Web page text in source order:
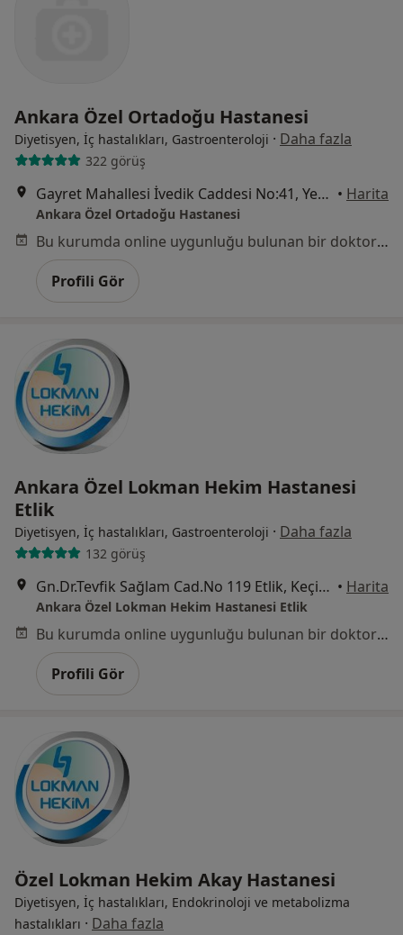
Ankara Özel Ortadoğu Hastanesi
Diyetisyen, İç hastalıkları, Gastroenteroloji · Daha fazla
322 görüş
Gayret Mahallesi İvedik Caddesi No:41, Yenimahalle • Harita
Ankara Özel Ortadoğu Hastanesi
Bu kurumda online uygunluğu bulunan bir doktor veya uzman bulunamadı
Profili Gör
Ankara Özel Lokman Hekim Hastanesi
Etlik
Diyetisyen, İç hastalıkları, Gastroenteroloji · Daha fazla
132 görüş
Gn.Dr.Tevfik Sağlam Cad.No 119 Etlik, Keçiören • Harita
Ankara Özel Lokman Hekim Hastanesi Etlik
Bu kurumda online uygunluğu bulunan bir doktor veya uzman bulunamadı
Profili Gör
Özel Lokman Hekim Akay Hastanesi
Diyetisyen, İç hastalıkları, Endokrinoloji ve metabolizma
hastalıkları · Daha fazla